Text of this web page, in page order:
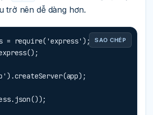
trở nên dễ dàng hơn.
SAO CHÉP
= require('express');